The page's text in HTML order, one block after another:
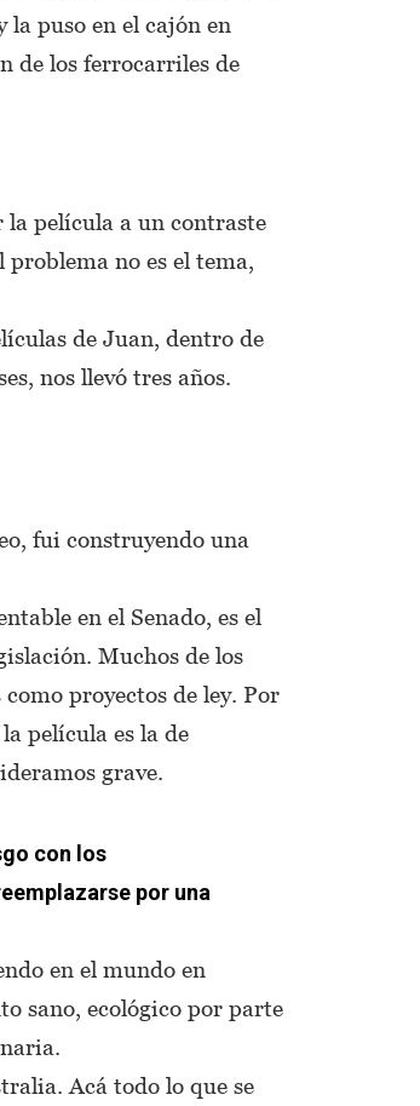
la puso en el cajón en
de los ferrocarriles de
la película a un contraste
no es el tema,
de Juan, dentro de
nos llevó tres años.
fui construyendo una
en el Senado, es el
Muchos de los
proyectos de ley. Por
película es la de
grave.
con los
por una
en el mundo en
sano, ecológico por parte
Acá todo lo que se